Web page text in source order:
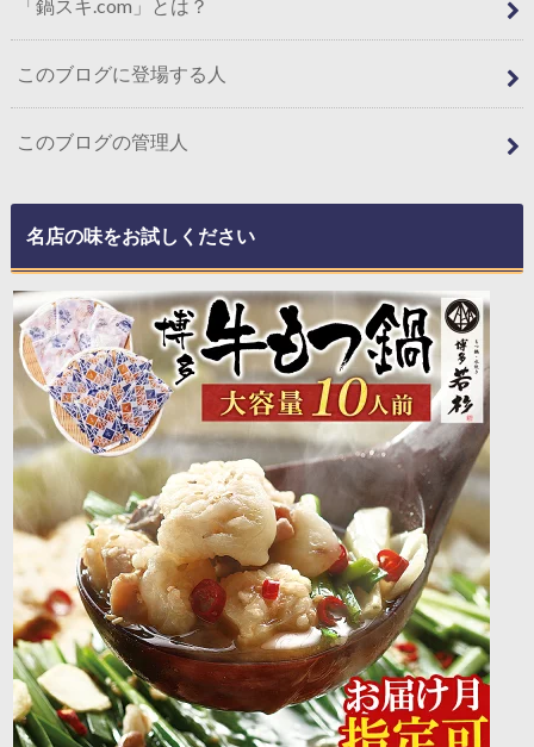
「鍋スキ.com」とは？
このブログに登場する人
このブログの管理人
名店の味をお試しください